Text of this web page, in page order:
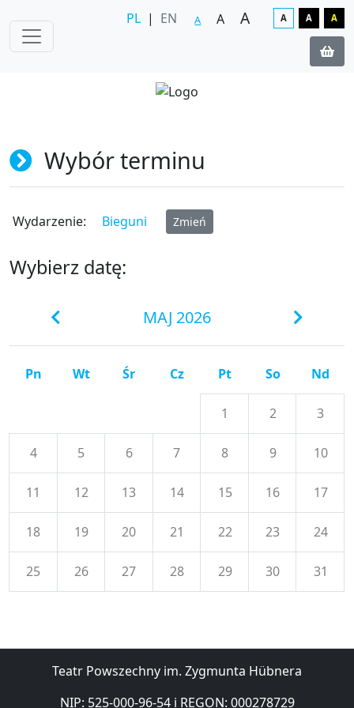
PL | EN A A A A A A
Wybór terminu
Wydarzenie: Bieguni Zmień
Wybierz datę:
MAJ 2026
Pn Wt Śr Cz Pt So Nd
1 2 3
4 5 6 7 8 9 10
11 12 13 14 15 16 17
18 19 20 21 22 23 24
25 26 27 28 29 30 31
Teatr Powszechny im. Zygmunta Hübnera
NIP: 525-000-96-54 i REGON: 000278729